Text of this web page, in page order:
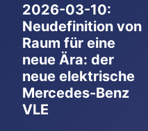
2026-03-10:
Neudefinition von
Raum für eine
neue Ära: der
neue elektrische
Mercedes-Benz
VLE